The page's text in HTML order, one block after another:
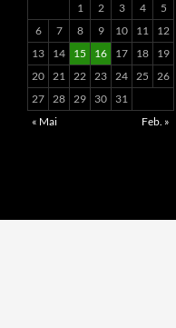
1
2 3 4
5
6
7 8 9 10 11
12
13
14 15 16 17 18
19
20 21 22 23 24 25
26
27 28 29 30
31
« Mai
Feb. »